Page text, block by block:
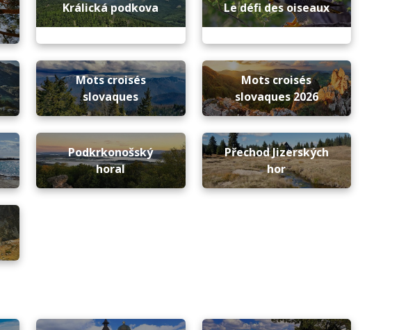
Králická podkova Le défi des oiseaux
Mots croisés
slovaques
Mots croisés
slovaques 2026
Podkrkonošský
horal
Přechod Jizerských
hor